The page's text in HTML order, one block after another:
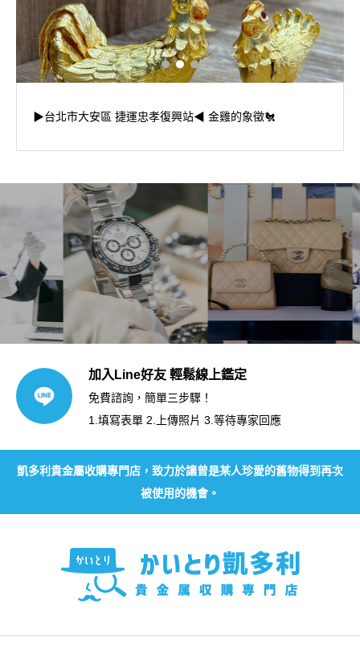
▶台北市大安區 捷運忠孝復興站◀ 金雞的象徵🐔
加入Line好友 輕鬆線上鑑定
免費諮詢，簡單三步驟！
1.填寫表單 2.上傳照片 3.等待專家回應
凱多利貴金屬收購專門店，致力於讓曾是某人珍愛的舊物得到再次
被使用的機會。